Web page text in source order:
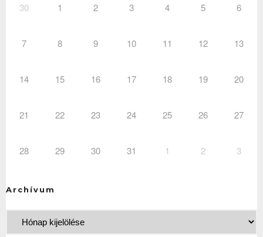
30 1 2 3 4 5 6
7 8 9 10 11 12 13
14 15 16 17 18 19 20
21 22 23 24 25 26 27
28 29 30 31 1 2 3
Archívum